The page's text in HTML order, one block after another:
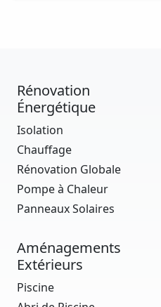
Rénovation
Énergétique
Isolation
Chauffage
Rénovation Globale
Pompe à Chaleur
Panneaux Solaires
Aménagements
Extérieurs
Piscine